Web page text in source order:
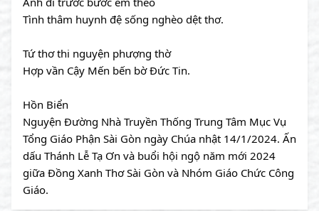
Tình thâm huynh đệ sống nghèo dệt thơ.
Tứ thơ thi nguyện phượng thờ
Hợp vần Cậy Mến bến bờ Đức Tin.
Hồn Biển
Nguyện Đường Nhà Truyền Thống Trung Tâm Mục Vụ
Tổng Giáo Phận Sài Gòn ngày Chúa nhật 14/1/2024. Ấn
dấu Thánh Lễ Tạ Ơn và buổi hội ngộ năm mới 2024
giữa Đồng Xanh Thơ Sài Gòn và Nhóm Giáo Chức Công
Giáo.